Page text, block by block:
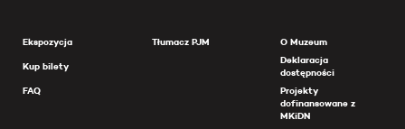
Ekspozycja
Kup bilety
FAQ
Tłumacz PJM
O Muzeum
Deklaracja
dostępności
Projekty
dofinansowane z
MKiDN